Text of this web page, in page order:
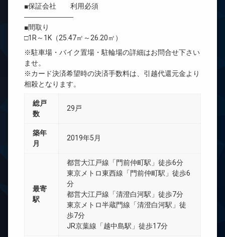
■保証会社 利用必須
―――――――
■間取り
□1R～1K（25.47㎡～26.20㎡）
※駐車場・バイク置場・駐輪場の詳細はお問合せ下さい
ませ。
※カード決済希望時の決済手数料は、引越代還元金より
相殺となります。
総戸
数
29戸
築年
月
2019年5月
最寄
駅
都営大江戸線「門前仲町駅」徒歩6分
東京メトロ東西線「門前仲町駅」徒歩6
分
都営大江戸線「清澄白河駅」徒歩7分
東京メトロ半蔵門線「清澄白河駅」徒
歩7分
JR京葉線「越中島駅」徒歩17分